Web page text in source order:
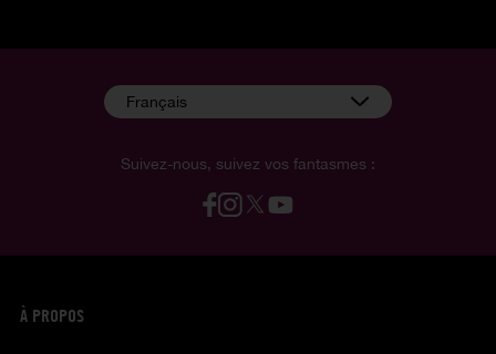
Suivez-nous, suivez vos fantasmes :
Français
À PROPOS